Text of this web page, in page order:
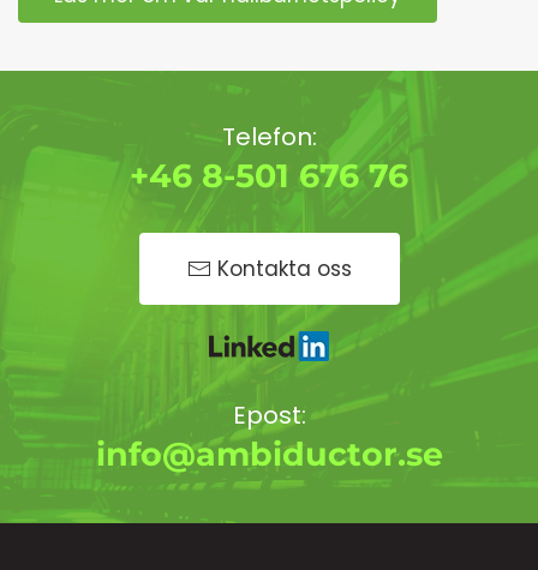
Telefon:
+46 8-501 676 76
Kontakta oss
Epost:
info@ambiductor.se